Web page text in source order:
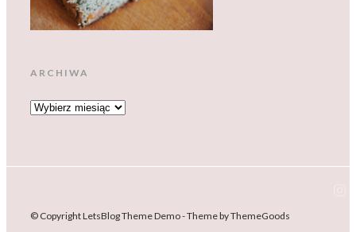
ARCHIWA
ARCHIWA
© Copyright LetsBlog Theme Demo - Theme by ThemeGoods